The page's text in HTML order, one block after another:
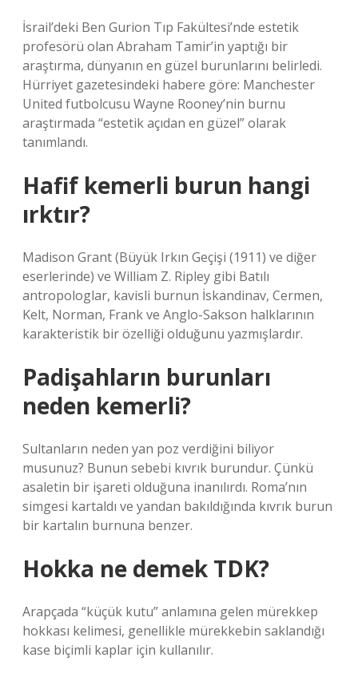
İsrail’deki Ben Gurion Tıp Fakültesi’nde estetik
profesörü olan Abraham Tamir’in yaptığı bir
araştırma, dünyanın en güzel burunlarını belirledi.
Hürriyet gazetesindeki habere göre: Manchester
United futbolcusu Wayne Rooney’nin burnu
araştırmada “estetik açıdan en güzel” olarak
tanımlandı.
Hafif kemerli burun hangi
ırktır?
Madison Grant (Büyük Irkın Geçişi (1911) ve diğer
eserlerinde) ve William Z. Ripley gibi Batılı
antropologlar, kavisli burnun İskandinav, Cermen,
Kelt, Norman, Frank ve Anglo-Sakson halklarının
karakteristik bir özelliği olduğunu yazmışlardır.
Padişahların burunları
neden kemerli?
Sultanların neden yan poz verdiğini biliyor
musunuz? Bunun sebebi kıvrık burundur. Çünkü
asaletin bir işareti olduğuna inanılırdı. Roma’nın
simgesi kartaldı ve yandan bakıldığında kıvrık burun
bir kartalın burnuna benzer.
Hokka ne demek TDK?
Arapçada “küçük kutu” anlamına gelen mürekkep
hokkası kelimesi, genellikle mürekkebin saklandığı
kase biçimli kaplar için kullanılır.